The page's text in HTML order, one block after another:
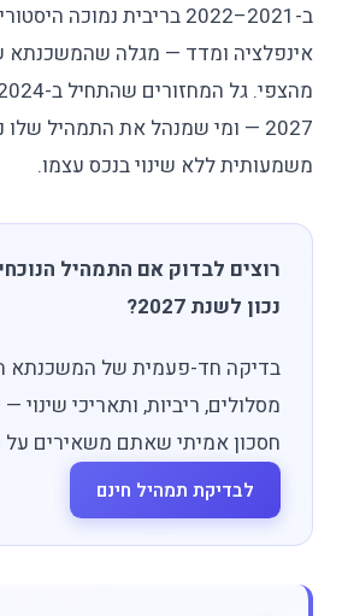
ב-2021–2022 בריבית נמוכה
אינפלציה ומדד — מגלה שהמשכנתא
2027 — ומי שמנהל את התמהיל שלו
משמעותית ללא שינוי בנכס עצמו.
רוצים לבדוק אם התמהיל
נכון לשנת 2027?
בדיקה חד-פעמית של המשכנתא
מסלולים, ריביות, ותאריכי שינוי
חסכון אמיתי שאתם משאירים על
לבדיקת תמהיל חינם